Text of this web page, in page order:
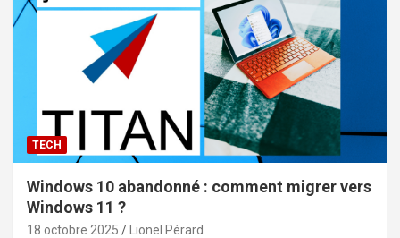
TECH
Windows 10 abandonné : comment migrer vers
Windows 11 ?
18 octobre 2025 Lionel Pérard